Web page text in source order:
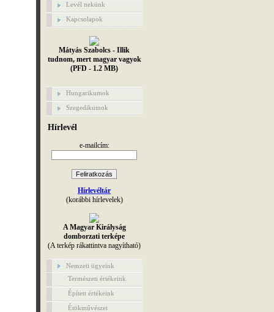
Levél nekünk
Kapcsolapok
Mátyás Szabolcs - Illik
tudnom, mert magyar vagyok
(PFD - 1.2 MB)
Hungarikumok
Szegedikumok
Hírlevél
e-mailcím:
Hírlevéltár
(korábbi hírlevelek)
A Magyar Királyság
domborzati terképe
(A terkép rákattintva nagyítható)
Nemzeti ügyeink
Természeti értékeink
Épített értékeink
Étökművészet